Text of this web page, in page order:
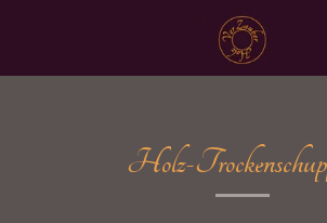
springen
Holz-